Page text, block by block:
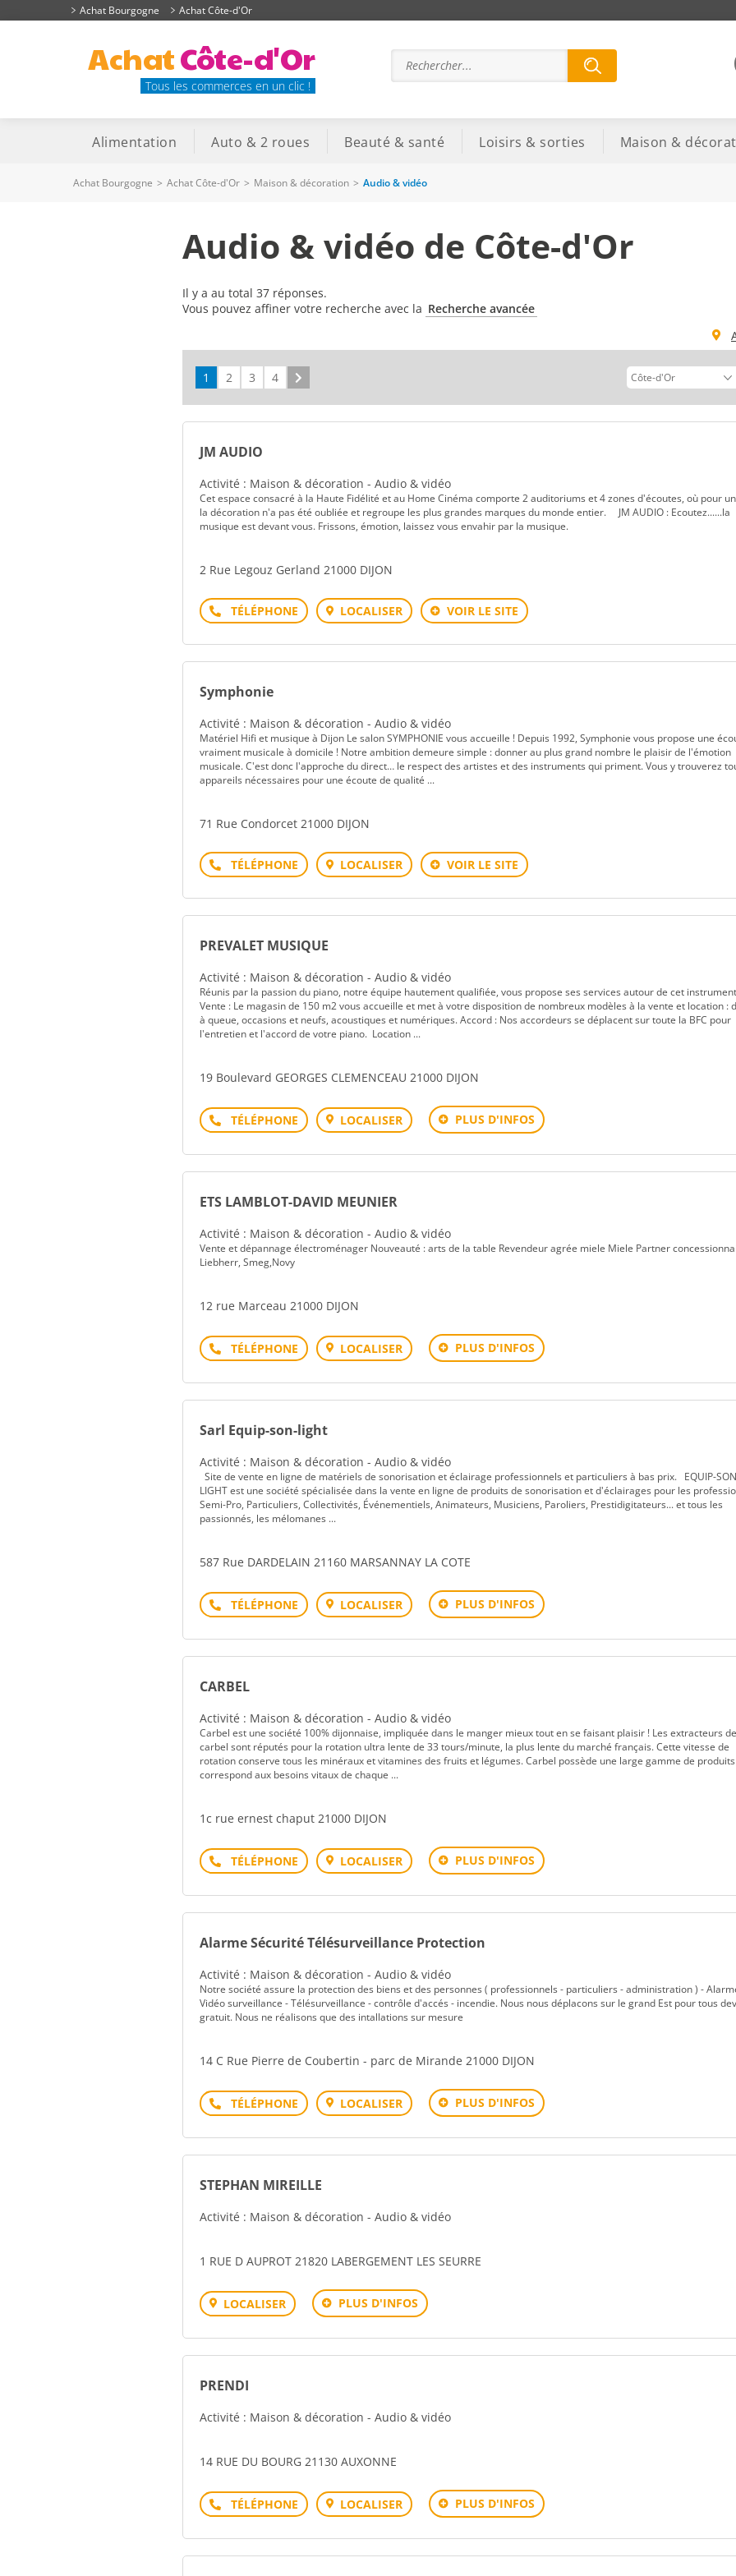
Achat Bourgogne Achat Côte-d'Or
AchatCôte-d'Or
Tous les commerces en un clic !
Alimentation Auto & 2 roues Beauté & santé Loisirs & sorties Maison &
Achat Bourgogne > Achat Côte-d'Or > Maison & décoration > Audio & vidéo
Audio & vidéo de Côte-d'Or
Il y a au total 37 réponses.
Vous pouvez affiner votre recherche avec la Recherche avancée
1 2 3 4
JM AUDIO
Activité : Maison & décoration - Audio & vidéo
Cet espace consacré à la Haute Fidélité et au Home Cinéma comporte 2 auditoriums et 4 zones d'écoutes, où pour
la décoration n'a pas été oubliée et regroupe les plus grandes marques du monde entier. JM AUDIO : Ecoutez......la
musique est devant vous. Frissons, émotion, laissez vous envahir par la musique.
2 Rue Legouz Gerland 21000 DIJON
Téléphone LOCALISER VOIR LE SITE
Symphonie
Activité : Maison & décoration - Audio & vidéo
Matériel Hifi et musique à Dijon Le salon SYMPHONIE vous accueille ! Depuis 1992, Symphonie vous propose une
vraiment musicale à domicile ! Notre ambition demeure simple : donner au plus grand nombre le plaisir de l'émotion
musicale. C'est donc l'approche du direct… le respect des artistes et des instruments qui priment. Vous y trouverez
appareils nécessaires pour une écoute de qualité ...
71 Rue Condorcet 21000 DIJON
Téléphone LOCALISER VOIR LE SITE
PREVALET MUSIQUE
Activité : Maison & décoration - Audio & vidéo
Réunis par la passion du piano, notre équipe hautement qualifiée, vous propose ses services autour de cet
Vente : Le magasin de 150 m2 vous accueille et met à votre disposition de nombreux modèles à la vente et location :
à queue, occasions et neufs, acoustiques et numériques. Accord : Nos accordeurs se déplacent sur toute la BFC pour
l'entretien et l'accord de votre piano. Location ...
19 Boulevard GEORGES CLEMENCEAU 21000 DIJON
Téléphone LOCALISER PLUS D'INFOS
ETS LAMBLOT-DAVID MEUNIER
Activité : Maison & décoration - Audio & vidéo
Vente et dépannage électroménager Nouveauté : arts de la table Revendeur agrée miele Miele Partner
Liebherr, Smeg,Novy
12 rue Marceau 21000 DIJON
Téléphone LOCALISER PLUS D'INFOS
Sarl Equip-son-light
Activité : Maison & décoration - Audio & vidéo
Site de vente en ligne de matériels de sonorisation et éclairage professionnels et particuliers à bas prix. EQUIP-
LIGHT est une société spécialisée dans la vente en ligne de produits de sonorisation et d'éclairages pour les
Semi-Pro, Particuliers, Collectivités, Événementiels, Animateurs, Musiciens, Paroliers, Prestidigitateurs... et tous les
passionnés, les mélomanes ...
587 Rue DARDELAIN 21160 MARSANNAY LA COTE
Téléphone LOCALISER PLUS D'INFOS
CARBEL
Activité : Maison & décoration - Audio & vidéo
Carbel est une société 100% dijonnaise, impliquée dans le manger mieux tout en se faisant plaisir ! Les extracteurs
carbel sont réputés pour la rotation ultra lente de 33 tours/minute, la plus lente du marché français. Cette vitesse de
rotation conserve tous les minéraux et vitamines des fruits et légumes. Carbel possède une large gamme de
correspond aux besoins vitaux de chaque ...
1c rue ernest chaput 21000 DIJON
Téléphone LOCALISER PLUS D'INFOS
Alarme Sécurité Télésurveillance Protection
Activité : Maison & décoration - Audio & vidéo
Notre société assure la protection des biens et des personnes ( professionnels - particuliers - administration ) -
Vidéo surveillance - Télésurveillance - contrôle d'accés - incendie. Nous nous déplacons sur le grand Est pour tous
gratuit. Nous ne réalisons que des intallations sur mesure
14 C Rue Pierre de Coubertin - parc de Mirande 21000 DIJON
Téléphone LOCALISER PLUS D'INFOS
STEPHAN MIREILLE
Activité : Maison & décoration - Audio & vidéo
1 RUE D AUPROT 21820 LABERGEMENT LES SEURRE
LOCALISER PLUS D'INFOS
PRENDI
Activité : Maison & décoration - Audio & vidéo
14 RUE DU BOURG 21130 AUXONNE
Téléphone LOCALISER PLUS D'INFOS